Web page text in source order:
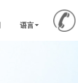
语言